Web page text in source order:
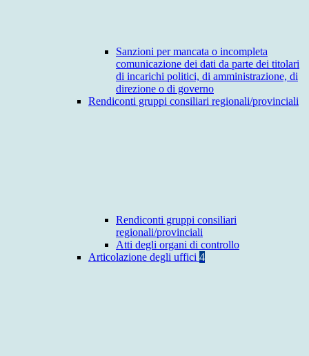
Sanzioni per mancata o incompleta
comunicazione dei dati da parte dei titolari
di incarichi politici, di amministrazione, di
direzione o di governo
Rendiconti gruppi consiliari regionali/provinciali
Rendiconti gruppi consiliari
regionali/provinciali
Atti degli organi di controllo
Articolazione degli uffici 4